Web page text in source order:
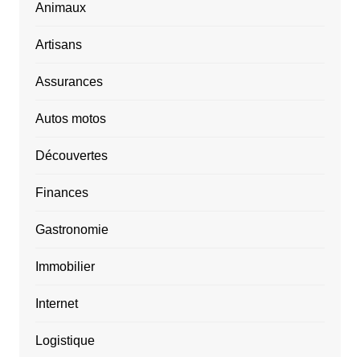
Animaux
Artisans
Assurances
Autos motos
Découvertes
Finances
Gastronomie
Immobilier
Internet
Logistique